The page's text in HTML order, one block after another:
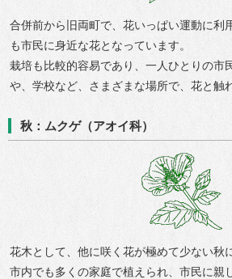
合併前から旧両町で、花いっぱい運動に利
も市民に身近な花となっています。
栽培も比較的容易であり、一人ひとりの市
や、学校など、さまざまな場所で、花と触
秋：ムクゲ（アオイ科）
花木として、他に咲く花が極めて少ない秋
市内でも多くの家庭で植えられ、市民に親